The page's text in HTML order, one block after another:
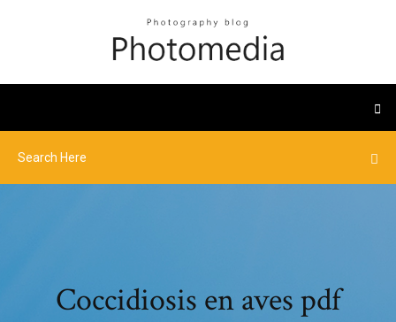
Coccidiosis en aves pdf